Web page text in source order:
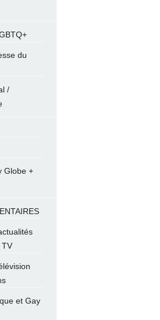
du
/
Globe +
TV
et Gay